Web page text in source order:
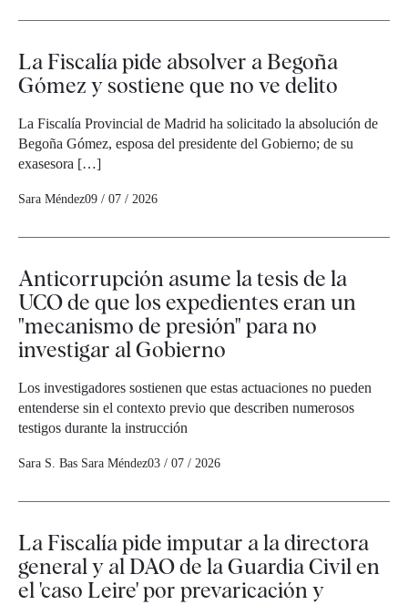
La Fiscalía pide absolver a Begoña
Gómez y sostiene que no ve delito
La Fiscalía Provincial de Madrid ha solicitado la absolución de
Begoña Gómez, esposa del presidente del Gobierno; de su
exasesora […]
Sara Méndez09 / 07 / 2026
Anticorrupción asume la tesis de la
UCO de que los expedientes eran un
"mecanismo de presión" para no
investigar al Gobierno
Los investigadores sostienen que estas actuaciones no pueden
entenderse sin el contexto previo que describen numerosos
testigos durante la instrucción
Sara S. Bas Sara Méndez03 / 07 / 2026
La Fiscalía pide imputar a la directora
general y al DAO de la Guardia Civil en
el 'caso Leire' por prevaricación y